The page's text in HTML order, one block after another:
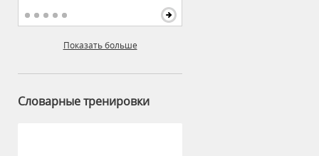
Показать больше
Словарные тренировки